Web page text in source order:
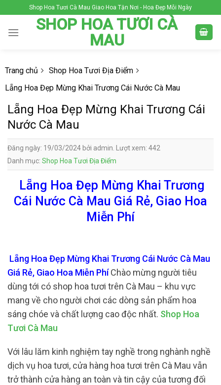
to
content
Shop Hoa Tươi Cà Mau Giao Hoa Tận Nơi - Hoa Đẹp Mỗi Ngày
SHOP HOA TƯƠI CÀ
MAU
Trang chủ
Shop Hoa Tươi Địa Điểm
Lẵng Hoa Đẹp Mừng Khai Trương Cái Nước Cà Mau
Lẵng Hoa Đẹp Mừng Khai Trương Cái
Nước Cà Mau
Đăng ngày: 19/03/2024 bởi admin. Lượt xem: 442
Danh mục: Shop Hoa Tươi Địa Điểm
Lẵng Hoa Đẹp Mừng Khai Trương
Cái Nước Cà Mau Giá Rẻ, Giao Hoa
Miễn Phí
Lẵng Hoa Đẹp Mừng Khai Trương Cái Nước Cà Mau
Giá Rẻ, Giao Hoa Miễn PhíChào mừng người tiêu
dùng tới có shop hoa tươi trên Cà Mau – khu vực
mang về cho người chơi các dòng sản phẩm hoa
sáng chóe và chất lượng cao độc nhất. Shop Hoa
Tươi Cà Mau
Với lâu lăm kinh nghiệm tay nghề trong nghành nghề
dịch vụ hoa tươi, cửa hàng hoa tươi trên Cà Mau vẫn
trở thành cửa hàng an toàn và tin cậy của tương đối